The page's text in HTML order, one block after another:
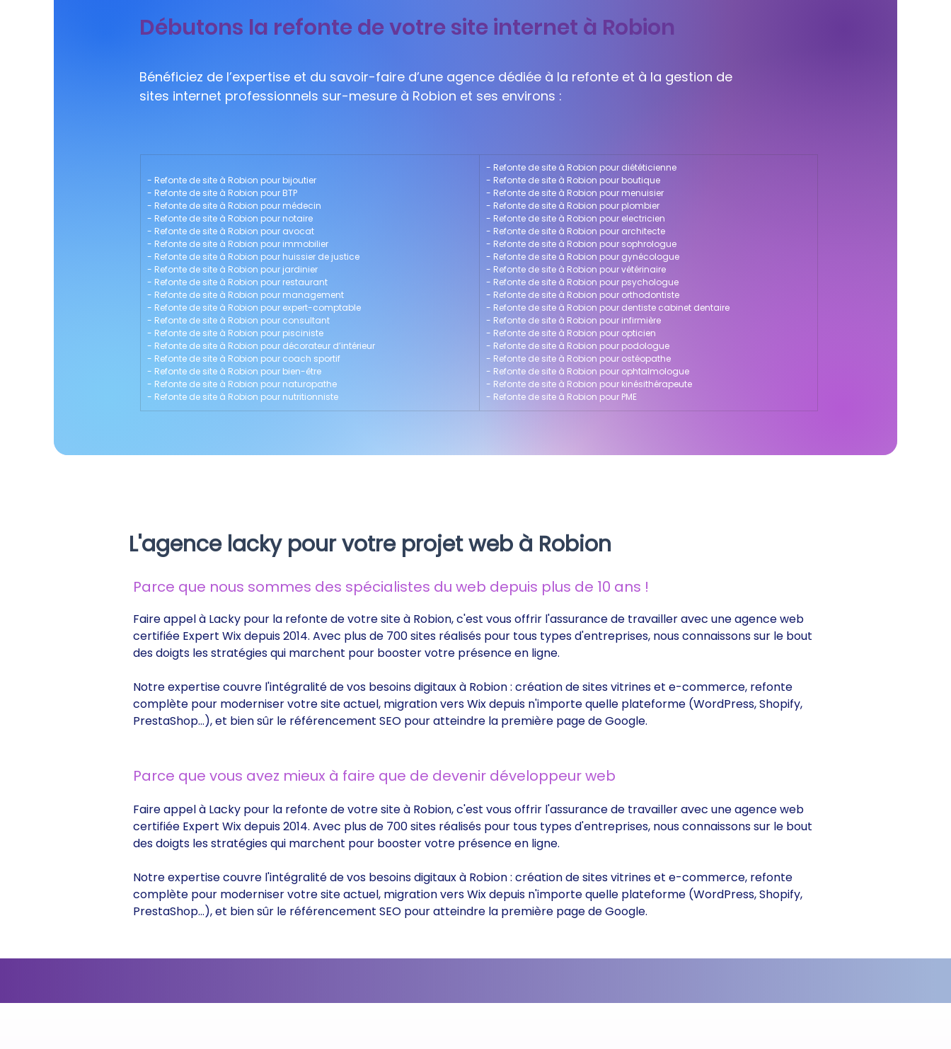
Débutons la refonte de votre site internet à Robion
Bénéficiez de l’expertise et du savoir-faire d’une agence dédiée à la refonte et à la gestion de
sites internet professionnels sur-mesure à Robion et ses environs :
- Refonte de site à Robion pour bijoutier
- Refonte de site à Robion pour BTP
- Refonte de site à Robion pour médecin
- Refonte de site à Robion pour notaire
- Refonte de site à Robion pour avocat
- Refonte de site à Robion pour immobilier
- Refonte de site à Robion pour huissier de justice
- Refonte de site à Robion pour jardinier
- Refonte de site à Robion pour restaurant
- Refonte de site à Robion pour management
- Refonte de site à Robion pour expert-comptable
- Refonte de site à Robion pour consultant
- Refonte de site à Robion pour pisciniste
- Refonte de site à Robion pour décorateur d’intérieur
- Refonte de site à Robion pour coach sportif
- Refonte de site à Robion pour bien-être
- Refonte de site à Robion pour naturopathe
- Refonte de site à Robion pour nutritionniste
- Refonte de site à Robion pour diététicienne
- Refonte de site à Robion pour boutique
- Refonte de site à Robion pour menuisier
- Refonte de site à Robion pour plombier
- Refonte de site à Robion pour electricien
- Refonte de site à Robion pour architecte
- Refonte de site à Robion pour sophrologue
- Refonte de site à Robion pour gynécologue
- Refonte de site à Robion pour vétérinaire
- Refonte de site à Robion pour psychologue
- Refonte de site à Robion pour orthodontiste
- Refonte de site à Robion pour dentiste cabinet dentaire
- Refonte de site à Robion pour infirmière
- Refonte de site à Robion pour opticien
- Refonte de site à Robion pour podologue
- Refonte de site à Robion pour ostéopathe
- Refonte de site à Robion pour ophtalmologue
- Refonte de site à Robion pour kinésithérapeute
- Refonte de site à Robion pour PME
L'agence lacky pour votre projet web à Robion
Parce que nous sommes des spécialistes du web depuis plus de 10 ans !
Faire appel à Lacky pour la refonte de votre site à Robion, c'est vous offrir l'assurance de travailler avec une agence web
certifiée Expert Wix depuis 2014. Avec plus de 700 sites réalisés pour tous types d'entreprises, nous connaissons sur le bout
des doigts les stratégies qui marchent pour booster votre présence en ligne.
Notre expertise couvre l'intégralité de vos besoins digitaux à Robion : création de sites vitrines et e-commerce, refonte
complète pour moderniser votre site actuel, migration vers Wix depuis n'importe quelle plateforme (WordPress, Shopify,
PrestaShop...), et bien sûr le référencement SEO pour atteindre la première page de Google.
Parce que vous avez mieux à faire que de devenir développeur web
Faire appel à Lacky pour la refonte de votre site à Robion, c'est vous offrir l'assurance de travailler avec une agence web
certifiée Expert Wix depuis 2014. Avec plus de 700 sites réalisés pour tous types d'entreprises, nous connaissons sur le bout
des doigts les stratégies qui marchent pour booster votre présence en ligne.
Notre expertise couvre l'intégralité de vos besoins digitaux à Robion : création de sites vitrines et e-commerce, refonte
complète pour moderniser votre site actuel, migration vers Wix depuis n'importe quelle plateforme (WordPress, Shopify,
PrestaShop...), et bien sûr le référencement SEO pour atteindre la première page de Google.